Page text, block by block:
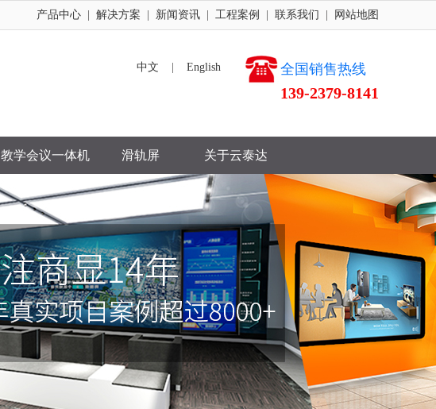
产品中心 解决方案 新闻资讯 工程案例 联系我们 网站地图
全国销售热线
139-2379-8141
中文 English
教学会议一体机 滑轨屏 关于云泰达